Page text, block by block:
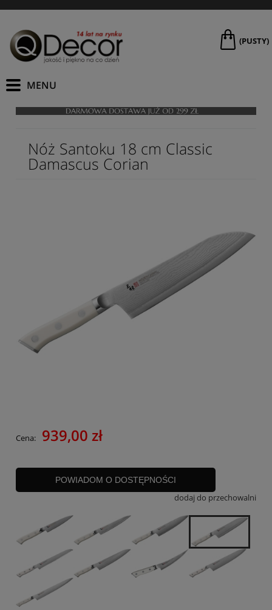
(PUSTY)
Nóż Santoku 18 cm Classic
Damascus Corian
Cena: 939,00 zł
POWIADOM O DOSTĘPNOŚCI
dodaj do przechowalni